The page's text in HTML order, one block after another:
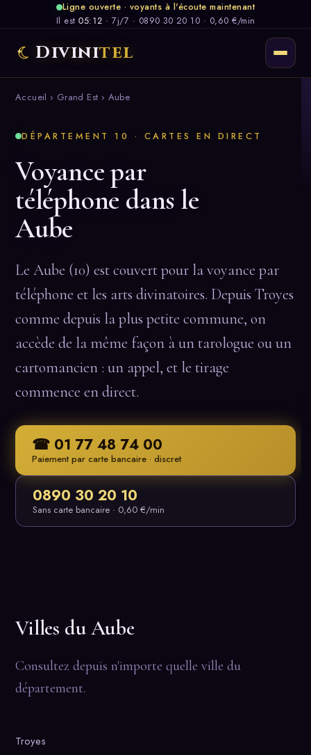
Ligne ouverte · voyants à l'écoute maintenant
Il est 05:12 · 7j/7 · 0890 30 20 10 · 0,60 €/min
Divinitel
Accueil › Grand Est › Aube
DÉPARTEMENT 10 · CARTES EN DIRECT
Voyance par
téléphone dans le
Aube
Le Aube (10) est couvert pour la voyance par
téléphone et les arts divinatoires. Depuis Troyes
comme depuis la plus petite commune, on
accède de la même façon à un tarologue ou un
cartomancien : un appel, et le tirage
commence en direct.
☎ 01 77 48 74 00
Paiement par carte bancaire · discret
0890 30 20 10
Sans carte bancaire · 0,60 €/min
Villes du Aube
Consultez depuis n'importe quelle ville du
département.
Troyes